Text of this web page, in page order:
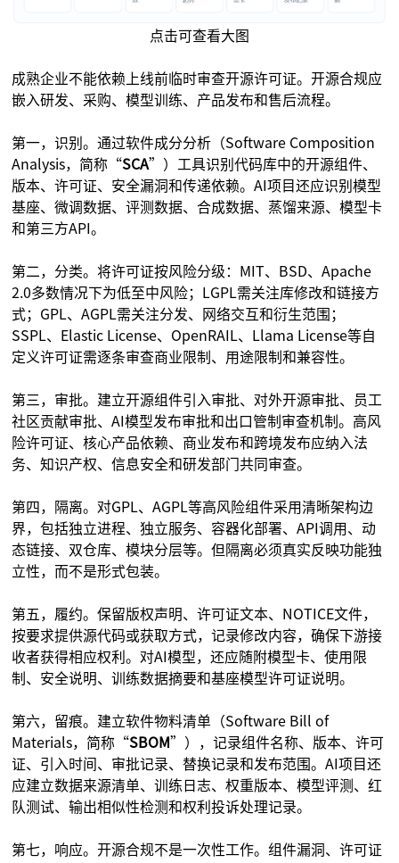
点击可查看大图
成熟企业不能依赖上线前临时审查开源许可证。开源合规应
嵌入研发、采购、模型训练、产品发布和售后流程。
第一，识别。通过软件成分分析（Software Composition
Analysis，简称“SCA”）工具识别代码库中的开源组件、
版本、许可证、安全漏洞和传递依赖。AI项目还应识别模型
基座、微调数据、评测数据、合成数据、蒸馏来源、模型卡
和第三方API。
第二，分类。将许可证按风险分级：MIT、BSD、Apache
2.0多数情况下为低至中风险；LGPL需关注库修改和链接方
式；GPL、AGPL需关注分发、网络交互和衍生范围；
SSPL、Elastic License、OpenRAIL、Llama License等自
定义许可证需逐条审查商业限制、用途限制和兼容性。
第三，审批。建立开源组件引入审批、对外开源审批、员工
社区贡献审批、AI模型发布审批和出口管制审查机制。高风
险许可证、核心产品依赖、商业发布和跨境发布应纳入法
务、知识产权、信息安全和研发部门共同审查。
第四，隔离。对GPL、AGPL等高风险组件采用清晰架构边
界，包括独立进程、独立服务、容器化部署、API调用、动
态链接、双仓库、模块分层等。但隔离必须真实反映功能独
立性，而不是形式包装。
第五，履约。保留版权声明、许可证文本、NOTICE文件，
按要求提供源代码或获取方式，记录修改内容，确保下游接
收者获得相应权利。对AI模型，还应随附模型卡、使用限
制、安全说明、训练数据摘要和基座模型许可证说明。
第六，留痕。建立软件物料清单（Software Bill of
Materials，简称“SBOM”），记录组件名称、版本、许可
证、引入时间、审批记录、替换记录和发布范围。AI项目还
应建立数据来源清单、训练日志、权重版本、模型评测、红
队测试、输出相似性检测和权利投诉处理记录。
第七，响应。开源合规不是一次性工作。组件漏洞、许可证